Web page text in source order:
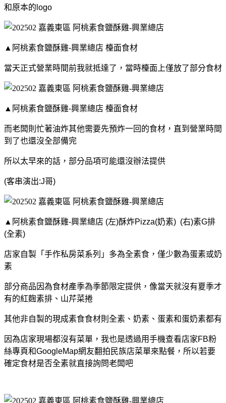
和原本的logo
▲阿桃素食鹽酥雞-興業總店 檯面食材
當天正式營業時間前我就抵達了，當時檯面上僅放了部分食材
▲阿桃素食鹽酥雞-興業總店 檯面食材
而老闆則忙著油炸其他需要先預炸一回的食材，直到營業時間
到了也還沒全部備完
所以太早來的話，部分品項可能還沒辦法提供
(客串演出:J哥)
▲阿桃素食鹽酥雞-興業總店 (左)酥炸Pizza(奶素) (右)素G排
(全素)
店家自製「手作私房菜系列」多為全素食，僅少數為蛋素或奶
素
部分商品因為食材產季為季節限定提供，像當天就沒有夏季才
有的紅麴素排、山芹菜捲
其他非自製的現成素食食材則全素、奶素、蛋素和蛋奶素都有
因為店家現場都沒有菜單，我也是透過用手機查看店家FB粉
絲專頁和GoogleMap網友翻拍民族店菜單來點餐，所以若要
確定食材是否全素就直接詢問老闆吧